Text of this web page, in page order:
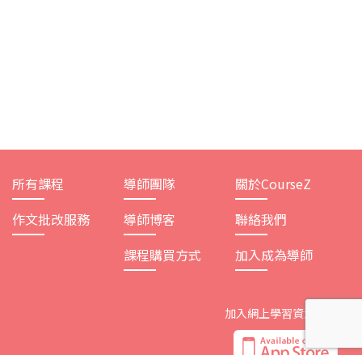
所有課程
作文批改服務
導師團隊
導師博客
課程購買方式
關於CourseZ
聯絡我們
加入成為導師
加入網上學習資源平台